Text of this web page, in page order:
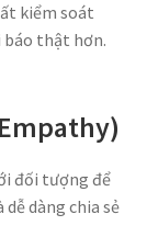
kiểm soát
báo thật hơn.
đối tượng để
dàng chia sẻ